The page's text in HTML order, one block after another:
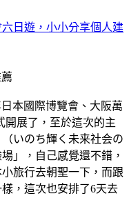
六日遊，小小分享個人建
本國際博覽會、大阪萬
開展了，至於這次的主
いのち輝く未来社会の
」，自己感覺還不錯，
旅行去朝聖一下，而跟
，這次也安排了6天去